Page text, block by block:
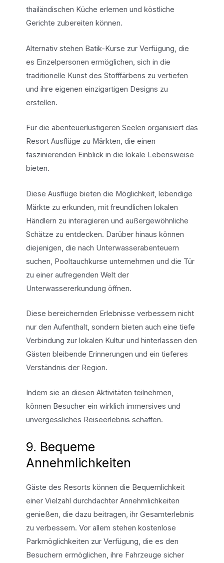
thailändischen Küche erlernen und köstliche
Gerichte zubereiten können.
Alternativ stehen Batik-Kurse zur Verfügung, die
es Einzelpersonen ermöglichen, sich in die
traditionelle Kunst des Stofffärbens zu vertiefen
und ihre eigenen einzigartigen Designs zu
erstellen.
Für die abenteuerlustigeren Seelen organisiert das
Resort Ausflüge zu Märkten, die einen
faszinierenden Einblick in die lokale Lebensweise
bieten.
Diese Ausflüge bieten die Möglichkeit, lebendige
Märkte zu erkunden, mit freundlichen lokalen
Händlern zu interagieren und außergewöhnliche
Schätze zu entdecken. Darüber hinaus können
diejenigen, die nach Unterwasserabenteuern
suchen, Pooltauchkurse unternehmen und die Tür
zu einer aufregenden Welt der
Unterwassererkundung öffnen.
Diese bereichernden Erlebnisse verbessern nicht
nur den Aufenthalt, sondern bieten auch eine tiefe
Verbindung zur lokalen Kultur und hinterlassen den
Gästen bleibende Erinnerungen und ein tieferes
Verständnis der Region.
Indem sie an diesen Aktivitäten teilnehmen,
können Besucher ein wirklich immersives und
unvergessliches Reiseerlebnis schaffen.
9. Bequeme
Annehmlichkeiten
Gäste des Resorts können die Bequemlichkeit
einer Vielzahl durchdachter Annehmlichkeiten
genießen, die dazu beitragen, ihr Gesamterlebnis
zu verbessern. Vor allem stehen kostenlose
Parkmöglichkeiten zur Verfügung, die es den
Besuchern ermöglichen, ihre Fahrzeuge sicher